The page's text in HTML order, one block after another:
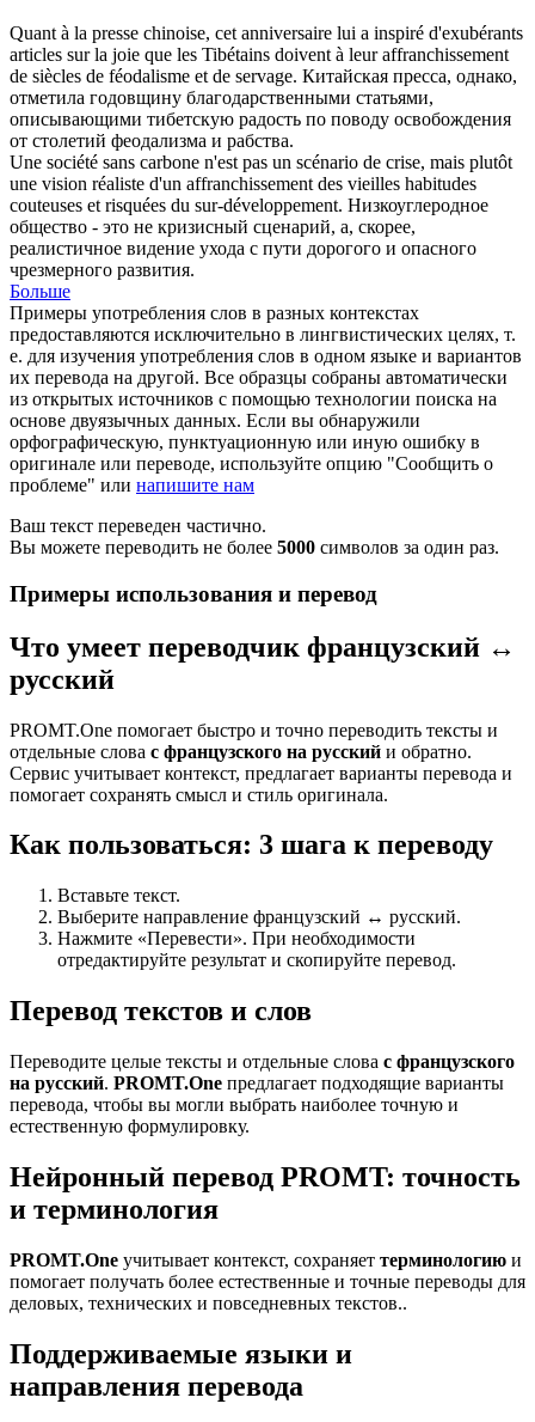
Quant à la presse chinoise, cet anniversaire lui a inspiré d'exubérants
articles sur la joie que les Tibétains doivent à leuraffranchissement
de siècles de féodalisme et de servage. Китайская пресса, однако,
отметила годовщину благодарственными статьями,
описывающими тибетскую радость по поводу освобождения
от столетий феодализма и рабства.
Une société sans carbone n'est pas un scénario de crise, mais plutôt
une vision réaliste d'un affranchissement des vieilles habitudes
couteuses et risquées du sur-développement. Низкоуглеродное
общество - это не кризисный сценарий, а, скорее,
реалистичное видение ухода с пути дорогого и опасного
чрезмерного развития.
Больше
Примеры употребления слов в разных контекстах
предоставляются исключительно в лингвистических целях, т.
е. для изучения употребления слов в одном языке и вариантов
их перевода на другой. Все образцы собраны автоматически
из открытых источников с помощью технологии поиска на
основе двуязычных данных. Если вы обнаружили
орфографическую, пунктуационную или иную ошибку в
оригинале или переводе, используйте опцию "Сообщить о
проблеме" или напишите нам
Ваш текст переведен частично.
Вы можете переводить не более 5000 символов за один раз.
Примеры использования и перевод
Что умеет переводчик французский ↔
русский
PROMT.One помогает быстро и точно переводить тексты и
отдельные слова с французского на русский и обратно.
Сервис учитывает контекст, предлагает варианты перевода и
помогает сохранять смысл и стиль оригинала.
Как пользоваться: 3 шага к переводу
Вставьте текст.
Выберите направление французский ↔ русский.
Нажмите «Перевести». При необходимости
отредактируйте результат и скопируйте перевод.
Перевод текстов и слов
Переводите целые тексты и отдельные слова с французского
на русский. PROMT.One предлагает подходящие варианты
перевода, чтобы вы могли выбрать наиболее точную и
естественную формулировку.
Нейронный перевод PROMT: точность
и терминология
PROMT.One учитывает контекст, сохраняет терминологию и
помогает получать более естественные и точные переводы для
деловых, технических и повседневных текстов..
Поддерживаемые языки и
направления перевода